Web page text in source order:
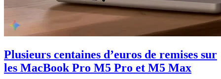
Plusieurs centaines d’euros de remises sur
les MacBook Pro M5 Pro et M5 Max